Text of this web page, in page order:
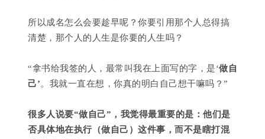
所以成名怎么会要趁早呢？你要引用那个人总得搞
清楚，那个人的人生是你要的人生吗？
“拿书给我签的人，最常叫我在上面写的字，是‘做自
己’。我就一直在想，你真的明白自己想干嘛吗？”
很多人说要“做自己”，我觉得最重要的是：他们是
否具体地在执行（做自己）这件事，而不是瞎打混